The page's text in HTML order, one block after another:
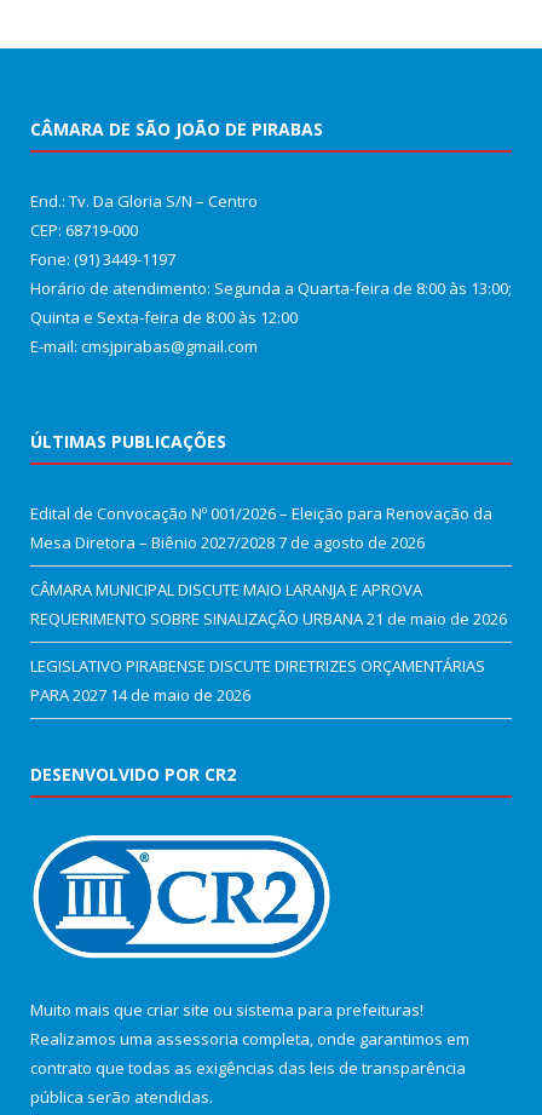
CÂMARA DE SÃO JOÃO DE PIRABAS
End.: Tv. Da Gloria S/N – Centro
CEP: 68719-000
Fone: (91) 3449-1197
Horário de atendimento: Segunda a Quarta-feira de 8:00 às 13:00;
Quinta e Sexta-feira de 8:00 às 12:00
E-mail: cmsjpirabas@gmail.com
ÚLTIMAS PUBLICAÇÕES
Edital de Convocação Nº 001/2026 – Eleição para Renovação da
Mesa Diretora – Biênio 2027/20287 de agosto de 2026
CÂMARA MUNICIPAL DISCUTE MAIO LARANJA E APROVA
REQUERIMENTO SOBRE SINALIZAÇÃO URBANA21 de maio de 2026
LEGISLATIVO PIRABENSE DISCUTE DIRETRIZES ORÇAMENTÁRIAS
PARA 2027 14 de maio de 2026
DESENVOLVIDO POR CR2
Muito mais que criar site ou sistema para prefeituras!
Realizamos uma assessoria completa, onde garantimos em
contrato que todas as exigências das leis de transparência
pública serão atendidas.